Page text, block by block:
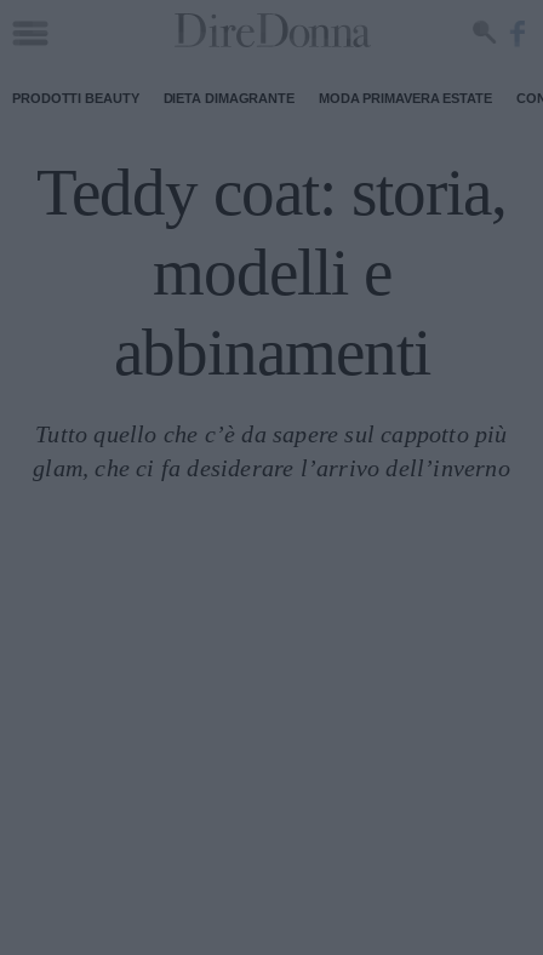
PRODOTTI BEAUTY DIETA DIMAGRANTE MODA PRIMAVERA ESTATE
Teddy coat: storia,
modelli e
abbinamenti
Tutto quello che c’è da sapere sul cappotto più
glam, che ci fa desiderare l’arrivo dell’inverno